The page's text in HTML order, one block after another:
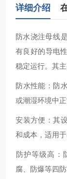
详细介绍
防水浇注母线‌
有良好的导电
稳定运行。其
防水性能‌：防
或潮湿环境中
安装方便‌：其
和成本，适用
防护等级高‌：
腐、防爆等四防